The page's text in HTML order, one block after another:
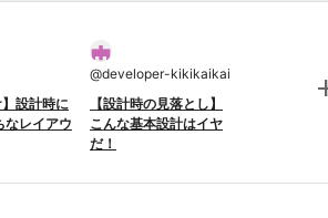
】設計時に
なレイアウ
@developer-kikikaikai
【設計時の見落とし】
こんな基本設計はイヤ
だ！